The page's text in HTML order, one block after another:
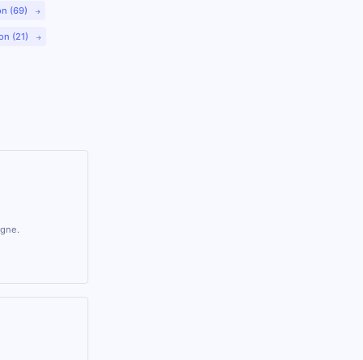
(69)
(21)